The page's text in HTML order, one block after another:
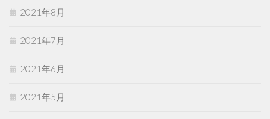
2021年8月
2021年7月
2021年6月
2021年5月